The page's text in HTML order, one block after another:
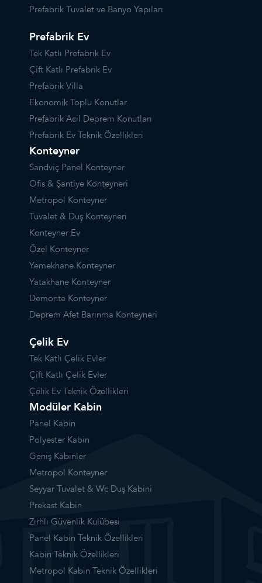
Prefabrik Tuvalet ve Banyo Yapıları
Prefabrik Ev
Tek Katlı Prefabrik Ev
Çift Katlı Prefabrik Ev
Prefabrik Villa
Ekonomik Toplu Konutlar
Prefabrik Acil Deprem Konutları
Prefabrik Ev Teknik Özellikleri
Konteyner
Sandviç Panel Konteyner
Ofis & Şantiye Konteyneri
Metropol Konteyner
Tuvalet & Duş Konteyneri
Konteyner Ev
Özel Konteyner
Yemekhane Konteyner
Yatakhane Konteyner
Demonte Konteyner
Deprem Afet Barınma Konteyneri
Çelik Ev
Tek Katlı Çelik Evler
Çift Katlı Çelik Evler
Çelik Ev Teknik Özellikleri
Modüler Kabin
Panel Kabin
Polyester Kabin
Geniş Kabinler
Metropol Konteyner
Seyyar Tuvalet & Wc Duş Kabini
Prekast Kabin
Zırhlı Güvenlik Kulübesi
Panel Kabin Teknik Özellikleri
Kabin Teknik Özellikleri
Metropol Kabin Teknik Özellikleri